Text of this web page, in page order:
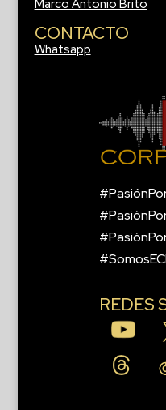
Marco Antonio Brito
CONTACTO
Whatsapp
REDES